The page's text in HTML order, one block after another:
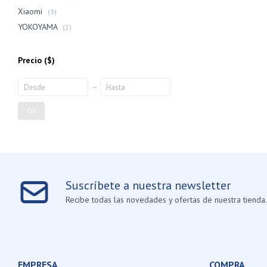
Xiaomi (3)
YOKOYAMA (2)
Precio ($)
OK
Suscríbete a nuestra newsletter
Recibe todas las novedades y ofertas de nuestra tienda.
EMPRESA COMPRA